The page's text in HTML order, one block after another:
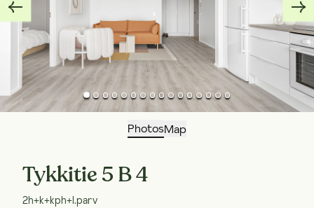
PhotosMap
Tykkitie 5 B 4
2h+k+kph+l.parv